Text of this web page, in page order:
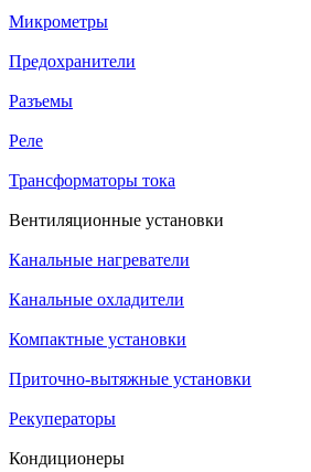
Микрометры
Предохранители
Разъемы
Реле
Трансформаторы тока
Вентиляционные установки
Канальные нагреватели
Канальные охладители
Компактные установки
Приточно-вытяжные установки
Рекуператоры
Кондиционеры